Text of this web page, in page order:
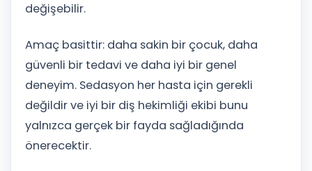
değişebilir.
Amaç basittir: daha sakin bir çocuk, daha
güvenli bir tedavi ve daha iyi bir genel
deneyim. Sedasyon her hasta için gerekli
değildir ve iyi bir diş hekimliği ekibi bunu
yalnızca gerçek bir fayda sağladığında
önerecektir.